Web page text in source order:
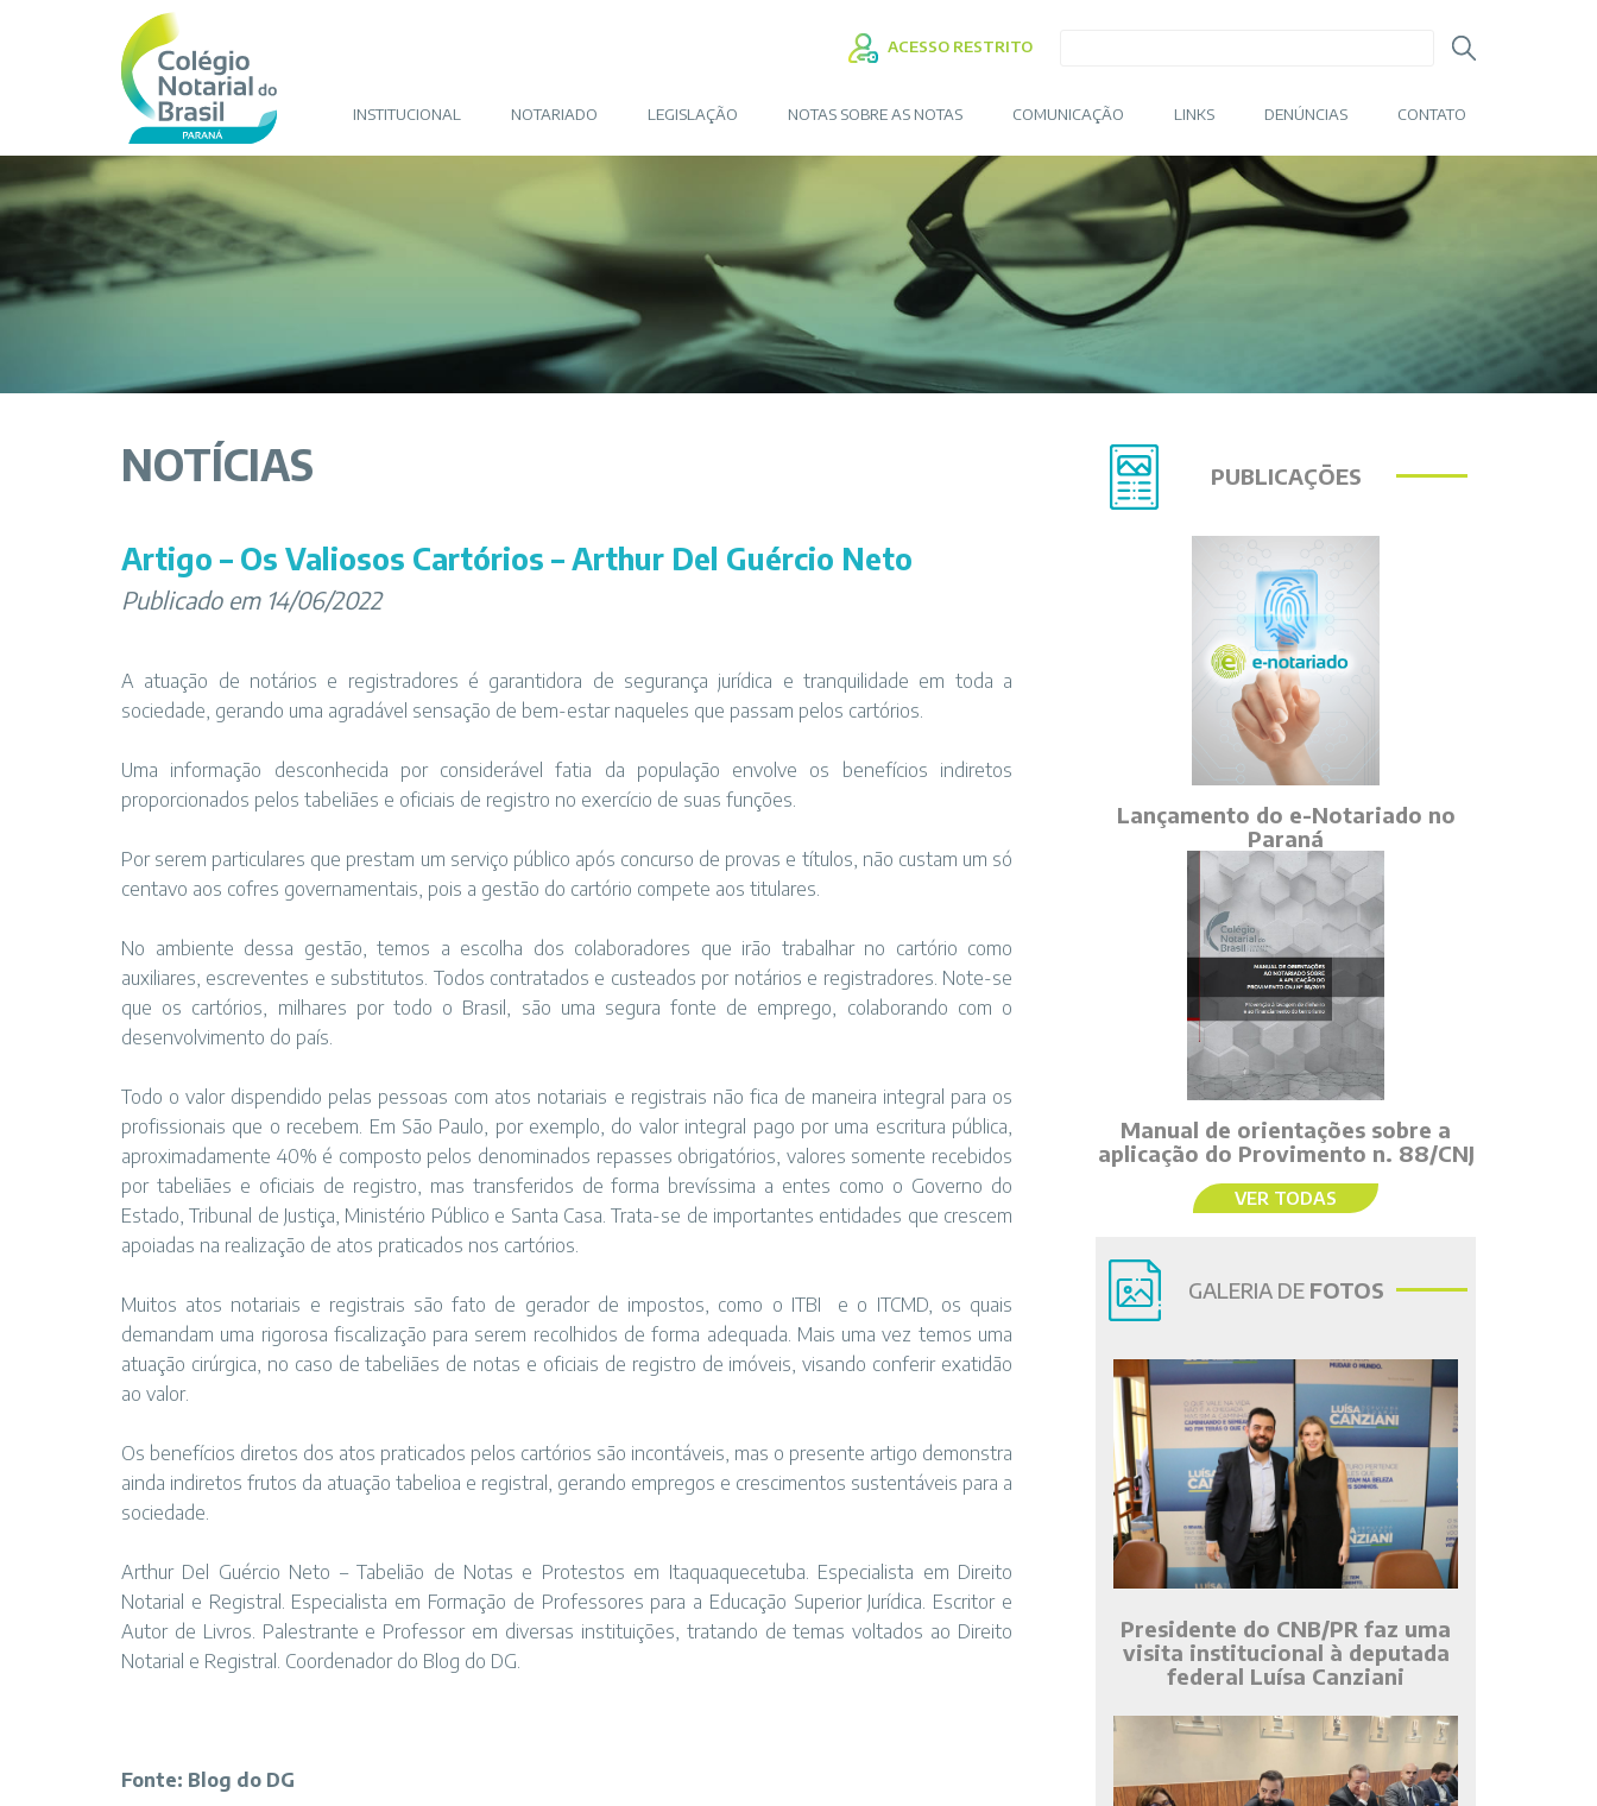
ACESSO RESTRITO
INSTITUCIONAL NOTARIADO LEGISLAÇÃO NOTAS SOBRE AS NOTAS COMUNICAÇÃO LINKS DENÚNCIAS CONTATO
NOTÍCIAS
Artigo – Os Valiosos Cartórios – Arthur Del Guércio Neto
Publicado em 14/06/2022
A atuação de notários e registradores é garantidora de segurança jurídica e tranquilidade em toda a
sociedade, gerando uma agradável sensação de bem-estar naqueles que passam pelos cartórios.
Uma informação desconhecida por considerável fatia da população envolve os benefícios indiretos
proporcionados pelos tabeliães e oficiais de registro no exercício de suas funções.
Por serem particulares que prestam um serviço público após concurso de provas e títulos, não custam um só
centavo aos cofres governamentais, pois a gestão do cartório compete aos titulares.
No ambiente dessa gestão, temos a escolha dos colaboradores que irão trabalhar no cartório como
auxiliares, escreventes e substitutos. Todos contratados e custeados por notários e registradores. Note-se
que os cartórios, milhares por todo o Brasil, são uma segura fonte de emprego, colaborando com o
desenvolvimento do país.
Todo o valor dispendido pelas pessoas com atos notariais e registrais não fica de maneira integral para os
profissionais que o recebem. Em São Paulo, por exemplo, do valor integral pago por uma escritura pública,
aproximadamente 40% é composto pelos denominados repasses obrigatórios, valores somente recebidos
por tabeliães e oficiais de registro, mas transferidos de forma brevíssima a entes como o Governo do
Estado, Tribunal de Justiça, Ministério Público e Santa Casa. Trata-se de importantes entidades que crescem
apoiadas na realização de atos praticados nos cartórios.
Muitos atos notariais e registrais são fato de gerador de impostos, como o ITBI e o ITCMD, os quais
demandam uma rigorosa fiscalização para serem recolhidos de forma adequada. Mais uma vez temos uma
atuação cirúrgica, no caso de tabeliães de notas e oficiais de registro de imóveis, visando conferir exatidão
ao valor.
Os benefícios diretos dos atos praticados pelos cartórios são incontáveis, mas o presente artigo demonstra
ainda indiretos frutos da atuação tabelioa e registral, gerando empregos e crescimentos sustentáveis para a
sociedade.
Arthur Del Guércio Neto – Tabelião de Notas e Protestos em Itaquaquecetuba. Especialista em Direito
Notarial e Registral. Especialista em Formação de Professores para a Educação Superior Jurídica. Escritor e
Autor de Livros. Palestrante e Professor em diversas instituições, tratando de temas voltados ao Direito
Notarial e Registral. Coordenador do Blog do DG.
Fonte: Blog do DG
PUBLICAÇÕES
Lançamento do e-Notariado no
Paraná
Manual de orientações sobre a
aplicação do Provimento n. 88/CNJ
VER TODAS
GALERIA DE FOTOS
Presidente do CNB/PR faz uma
visita institucional à deputada
federal Luísa Canziani